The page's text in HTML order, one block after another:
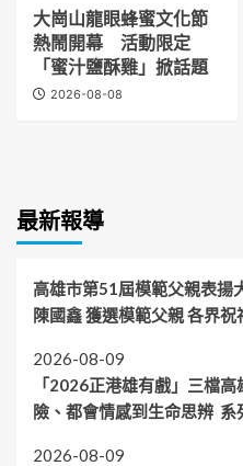
大崗山龍眼蜂蜜文化節
熱鬧開幕 活動限定
「蜜汁鹽酥雞」掀話題
2026-08-08
最新報導
高雄市第51屆模範父親表揚
陳國鑫 獲選模範父親 各界祝
2026-08-09
「2026正港雄有戲」三檔
險、都會情感到生命思辨 系
2026-08-09